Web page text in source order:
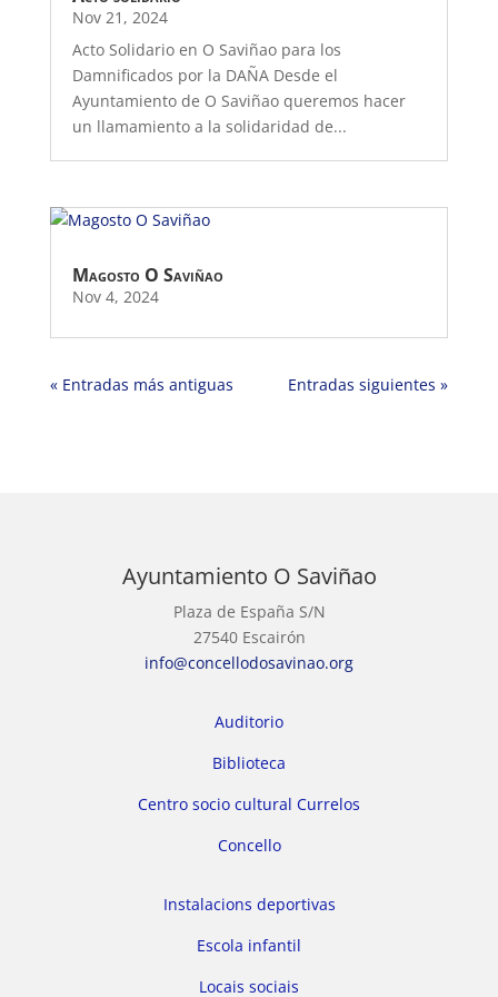
Nov 21, 2024
Acto Solidario en O Saviñao para los
Damnificados por la DAÑA Desde el
Ayuntamiento de O Saviñao queremos hacer
un llamamiento a la solidaridad de...
Magosto O Saviñao
Nov 4, 2024
« Entradas más antiguas Entradas siguientes »
Ayuntamiento O Saviñao
Plaza de España S/N
27540 Escairón
info@concellodosavinao.org
Auditorio
Biblioteca
Centro socio cultural Currelos
Concello
Instalacions deportivas
Escola infantil
Locais sociais